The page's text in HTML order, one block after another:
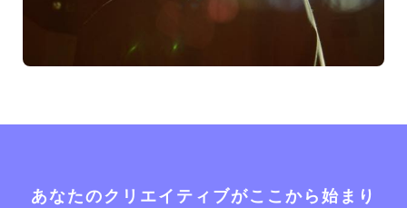
あなたのクリエイティブがここから始まり